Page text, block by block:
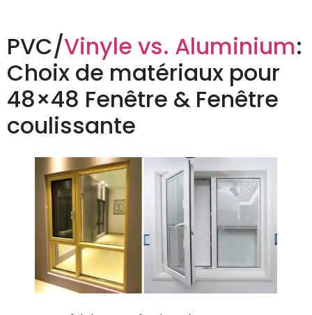
PVC/Vinyle vs. Aluminium:
Choix de matériaux pour
48×48 Fenêtre & Fenêtre
coulissante